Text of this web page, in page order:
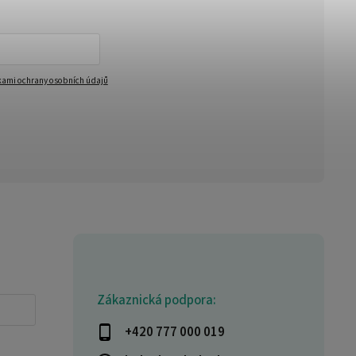
Zákaznická podpora:
+420 777 000 019
ochrany osobních údajů